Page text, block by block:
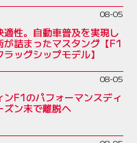
08-05
適性。自動車普及を実現し
が詰まったマスタング【F1
ッグシップモデル】
08-05
ンF1のパフォーマンスディ
ズン末で離脱へ